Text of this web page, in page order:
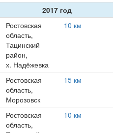
2017 год
Ростовская
область,
Тацинский
район,
х. Надёжевка
10 км
Ростовская
область,
Морозовск
15 км
Ростовская
область,
10 км